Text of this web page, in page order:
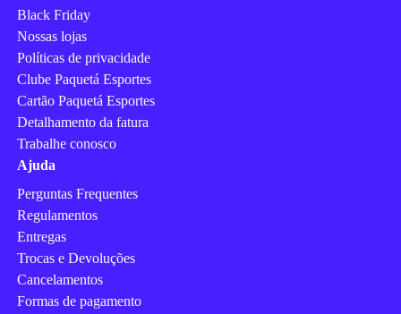
Black Friday
Nossas lojas
Políticas de privacidade
Clube Paquetá Esportes
Cartão Paquetá Esportes
Detalhamento da fatura
Trabalhe conosco
Ajuda
Perguntas Frequentes
Regulamentos
Entregas
Trocas e Devoluções
Cancelamentos
Formas de pagamento